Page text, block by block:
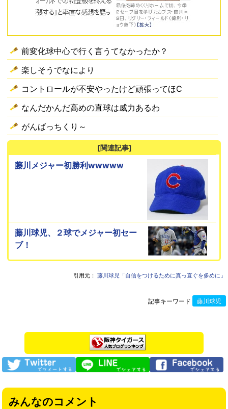
前変化球中心で行く言うてなかったか？
楽しそうでなにより
コントロールが不安やったけど頑張ってほC
なんだかんだ高めの直球は威力あるわ
がんばっちくり～
[関連記事]
藤川メジャー初勝利wwwww
藤川球児、２球でメジャー初セー
ブ！
引用元： 藤川球児「自信をつけるために真っ直ぐを多めに」
記事キーワード 藤川球児
みんなのコメント